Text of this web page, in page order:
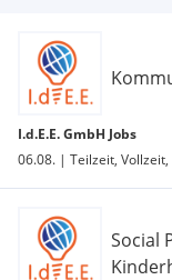
I.d.E.E. GmbH Jobs
06.08. | Teilzeit,
Social